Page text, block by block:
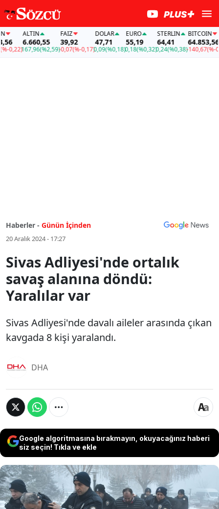
0,22)
ALTIN
6.660,55
167,96(%2,59)
FAİZ
39,92
-0,07(%-0,17)
DOLAR
47,71
0,09(%0,18)
EURO
55,19
0,18(%0,32)
STERLIN
64,41
0,24(%0,38)
BITCOIN
64.853,56
-140,67(%-
Haberler - Günün İçinden
20 Aralık 2024 - 17:27
Sivas Adliyesi'nde ortalık
savaş alanına döndü:
Yaralılar var
Sivas Adliyesi'nde davalı aileler arasında çıkan
kavgada 8 kişi yaralandı.
DHA
Google algoritmasına bırakmayın, okuyacağınız haberi
siz seçin! Tıkla ve ekle